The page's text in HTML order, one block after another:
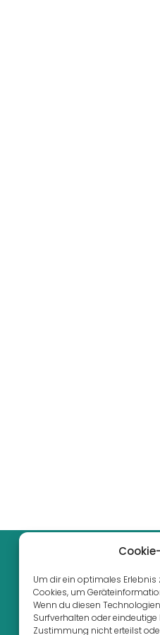
Um dir ein optimales
Cookies, um
Wenn du diesen
Surfverhalten oder
Zustimmung nicht erteilst